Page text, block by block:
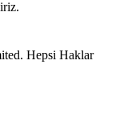
Hepsi Haklar